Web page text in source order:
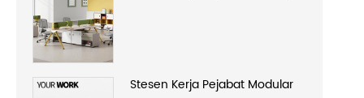
Stesen Kerja Pejabat Modular